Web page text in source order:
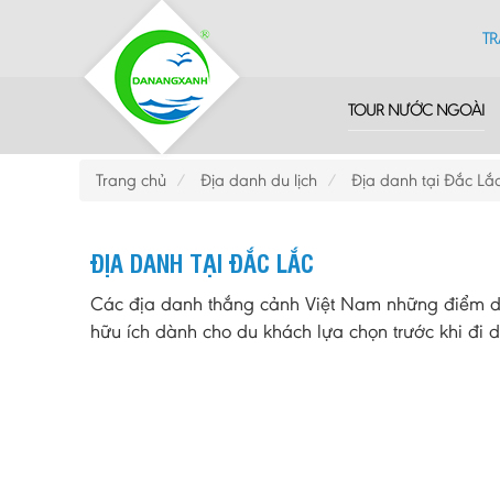
TOUR NƯỚC NGOÀI
Trang chủ Địa danh du lịch Địa danh tại Đắc
ĐỊA DANH TẠI ĐẮC LẮC
Các địa danh thắng cảnh Việt Nam những điểm
hữu ích dành cho du khách lựa chọn trước khi đi